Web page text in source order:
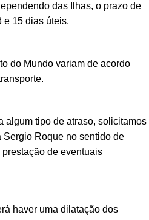
das Ilhas, o prazo de
e 15 dias úteis.
do Mundo variam de acordo
algum tipo de atraso, solicitamos
Sergio Roque no sentido de
de eventuais
haver uma dilatação dos